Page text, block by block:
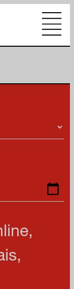
,
,